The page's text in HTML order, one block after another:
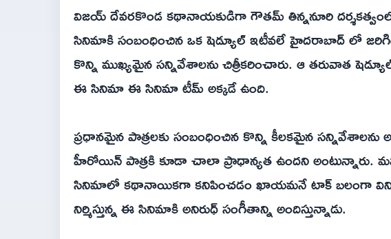
విజయ్ దేవరకొండ కథానాయకుడిగా గౌతమ్ తిన్ననూరి
సినిమాకి సంబంధించిన ఒక షెడ్యూల్ ఇటీవలే హైదరాబాద్ లో
కొన్ని ముఖ్యమైన సన్నివేశాలను చిత్రీకరించారు. ఆ తరువాత
ఈ సినిమా ఈ సినిమా టీమ్ అక్కడే ఉంది.
ప్రధానమైన పాత్రలకు సంబంధించిన కొన్ని కీలకమైన సన్నివేశాలను
హీరోయిన్ పాత్రకి కూడా చాలా ప్రాధాన్యత ఉందని అంటున్నారు.
సినిమాలో కథానాయికగా కనిపించడం ఖాయమనే టాక్ బలంగా
నిర్మిస్తున్న ఈ సినిమాకి అనిరుధ్ సంగీతాన్ని అందిస్తున్నాడు.